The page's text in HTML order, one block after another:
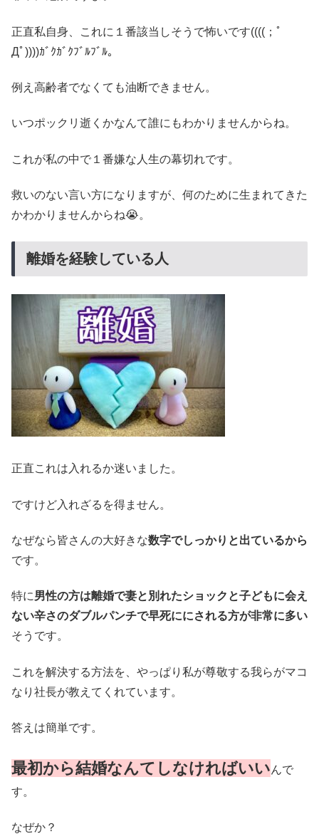
正直私自身、これに１番該当しそうで怖いです((((；ﾟ
Дﾟ))))ｶﾞｸｶﾞｸﾌﾞﾙﾌﾞﾙ。
例え高齢者でなくても油断できません。
いつポックリ逝くかなんて誰にもわかりませんからね。
これが私の中で１番嫌な人生の幕切れです。
救いのない言い方になりますが、何のために生まれてきた
かわかりませんからね😭。
離婚を経験している人
正直これは入れるか迷いました。
ですけど入れざるを得ません。
なぜなら皆さんの大好きな数字でしっかりと出ているから
です。
特に男性の方は離婚で妻と別れたショックと子どもに会え
ない辛さのダブルパンチで早死ににされる方が非常に多い
そうです。
これを解決する方法を、やっぱり私が尊敬する我らがマコ
なり社長が教えてくれています。
答えは簡単です。
最初から結婚なんてしなければいいんで
す。
なぜか？